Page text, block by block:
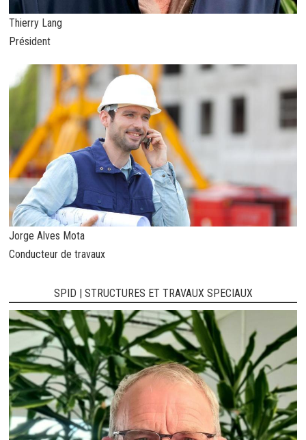
Thierry Lang
Président
Jorge Alves Mota
Conducteur de travaux
SPID | STRUCTURES ET TRAVAUX SPECIAUX